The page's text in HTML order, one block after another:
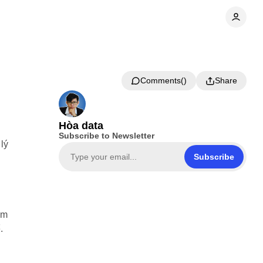
Comments Share
Hòa data
Subscribe to Newsletter
Subscribe